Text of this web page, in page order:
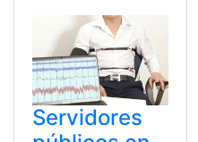
Servidores